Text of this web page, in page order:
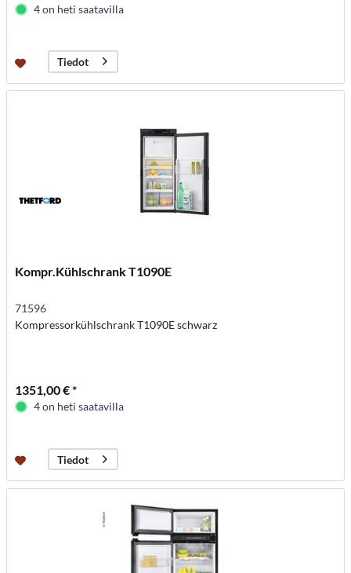
4 on heti saatavilla
Tiedot
Kompr.Kühlschrank T1090E
71596
Kompressorkühlschrank T1090E schwarz
1351,00 € *
4 on heti saatavilla
Tiedot